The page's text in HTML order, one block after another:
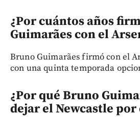
¿Por cuántos años
Guimarães con el
Bruno Guimarães firmó con el
con una quinta temporada
¿Por qué Bruno
dejar el Newcastle por